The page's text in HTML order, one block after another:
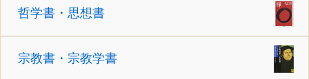
哲学書・思想書
宗教書・宗教学書